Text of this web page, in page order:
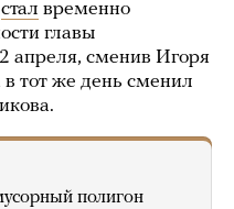
стал временно
главы
апреля, сменив Игоря
тот же день сменил
полигон